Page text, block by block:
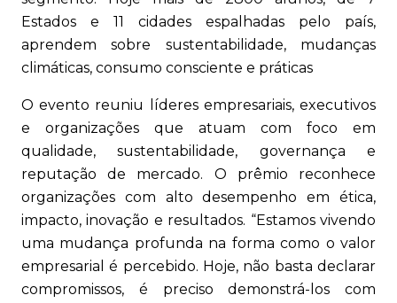
Estados e 11 cidades espalhadas pelo país,
aprendem sobre sustentabilidade, mudanças
climáticas, consumo consciente e práticas
O evento reuniu líderes empresariais, executivos
e organizações que atuam com foco em
qualidade, sustentabilidade, governança e
reputação de mercado. O prêmio reconhece
organizações com alto desempenho em ética,
impacto, inovação e resultados. “Estamos vivendo
uma mudança profunda na forma como o valor
empresarial é percebido. Hoje, não basta declarar
compromissos, é preciso demonstrá-los com